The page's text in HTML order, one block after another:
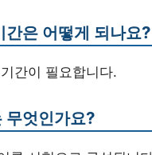
은 어떻게 되나요?
간이 필요합니다.
무엇인가요?